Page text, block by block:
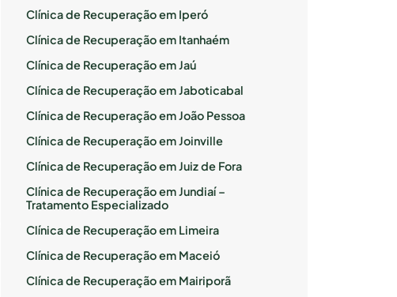
Clínica de Recuperação em Iperó
Clínica de Recuperação em Itanhaém
Clínica de Recuperação em Jaú
Clínica de Recuperação em Jaboticabal
Clínica de Recuperação em João Pessoa
Clínica de Recuperação em Joinville
Clínica de Recuperação em Juiz de Fora
Clínica de Recuperação em Jundiaí –
Tratamento Especializado
Clínica de Recuperação em Limeira
Clínica de Recuperação em Maceió
Clínica de Recuperação em Mairiporã